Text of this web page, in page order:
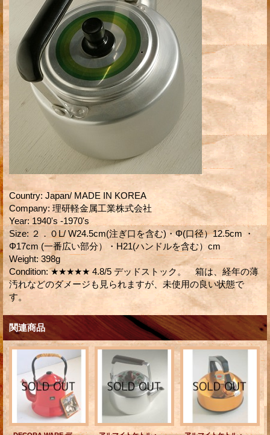
Country: Japan/ MADE IN KOREA
Company: 理研軽金属工業株式会社
Year: 1940's -1970's
Size: ２．０L/ W24.5cm(注ぎ口を含む)・Φ(口径）12.5cm ・
Φ17cm (一番広い部分）・H21(ハンドルを含む）cm
Weight: 398g
Condition: ★★★★★ 4.8/5 デッドストック。 箱は、経年の薄
汚れなどのダメージも見られますが、未使用の良い状態で
す。
関連商品